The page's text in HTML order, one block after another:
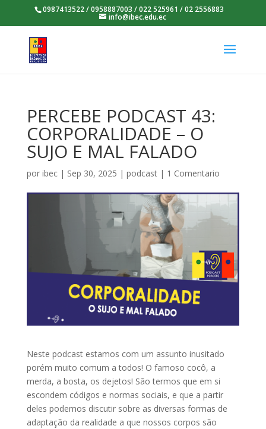
0987413522 / 0958887003 / 022 525961 / 02 2556883
info@ibec.edu.ec
PERCEBE PODCAST 43:
CORPORALIDADE – O
SUJO E MAL FALADO
por ibec| Sep 30, 2025 | podcast| 1 Comentario
Neste podcast estamos com um assunto inusitado
porém muito comum a todos! O famoso cocô, a
merda, a bosta, os dejetos! São termos que em si
escondem códigos e normas sociais, e que a partir
deles podemos discutir sobre as diversas formas de
adaptação da realidade a que nossos corpos são